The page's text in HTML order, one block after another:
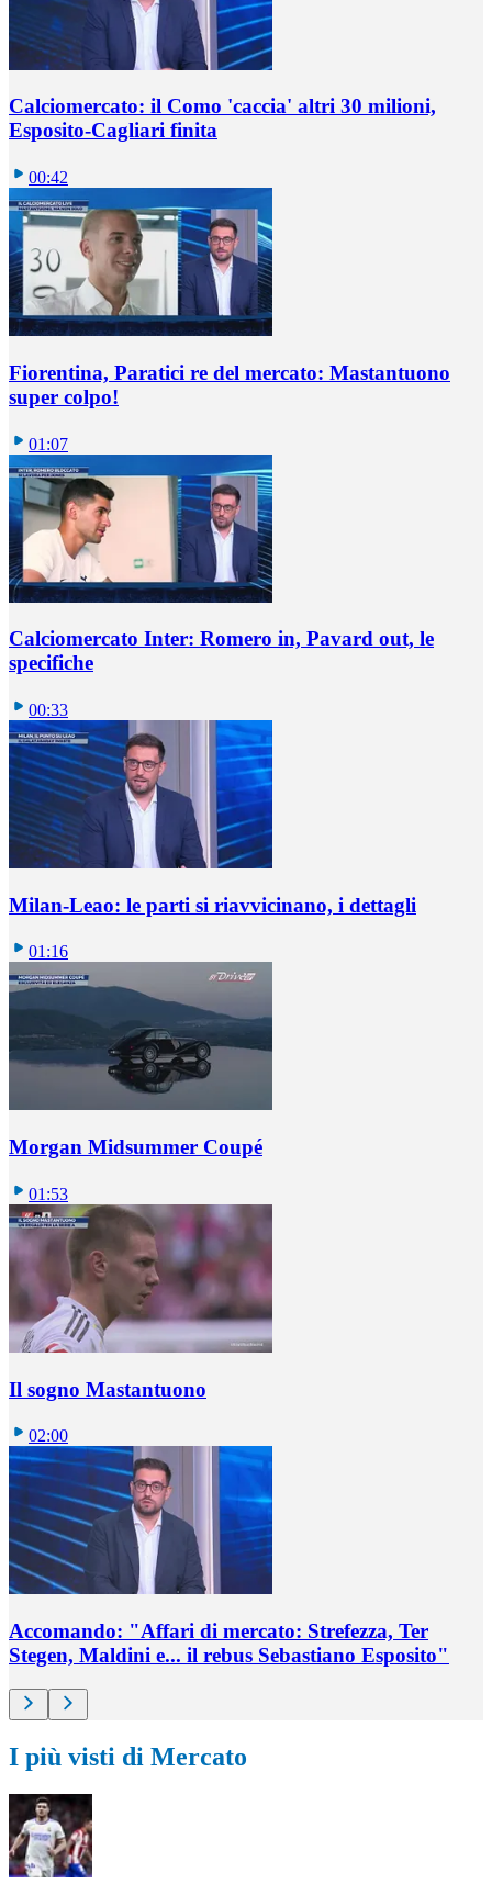
Calciomercato: il Como 'caccia' altri 30 milioni,
Esposito-Cagliari finita
00:42
Fiorentina, Paratici re del mercato: Mastantuono
super colpo!
01:07
Calciomercato Inter: Romero in, Pavard out, le
specifiche
00:33
Milan-Leao: le parti si riavvicinano, i dettagli
01:16
Morgan Midsummer Coupé
01:53
Il sogno Mastantuono
02:00
Accomando: "Affari di mercato: Strefezza, Ter
Stegen, Maldini e... il rebus Sebastiano Esposito"
I più visti di Mercato